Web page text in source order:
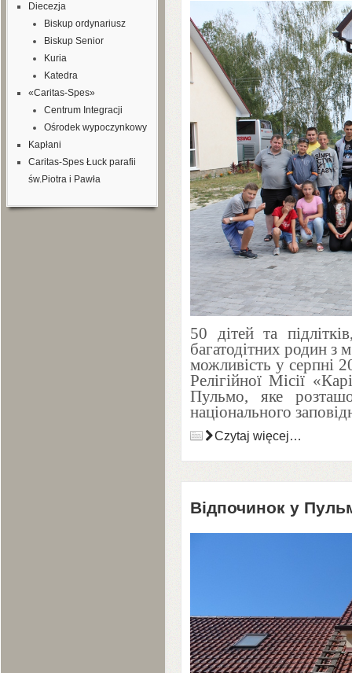
Diecezja
Biskup ordynariusz
Biskup Senior
Kuria
Katedra
«Caritas-Spes»
Centrum Integracji
Ośrodek wypoczynkowy
Kapłani
Caritas-Spes Łuck parafii
św.Piotra i Pawła
50 дітей та
багатодітних родин з
можливість у серпні
Релігійної Місії
Пульмо, яке
національного
Czytaj więcej…
Відпочинок у